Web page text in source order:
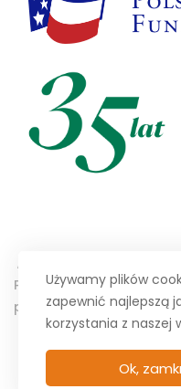
„Projektor –
Polsko-Amerykańskiej
przez Fundację
Używamy plików
zapewnić najlepszą
korzystania z naszej
Ok,